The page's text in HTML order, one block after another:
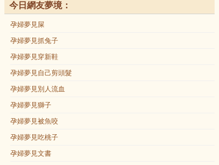
今日網友夢境：
孕婦夢見屎
孕婦夢見抓兔子
孕婦夢見穿新鞋
孕婦夢見自己剪頭髮
孕婦夢見別人流血
孕婦夢見獅子
孕婦夢見被魚咬
孕婦夢見吃桃子
孕婦夢見文書